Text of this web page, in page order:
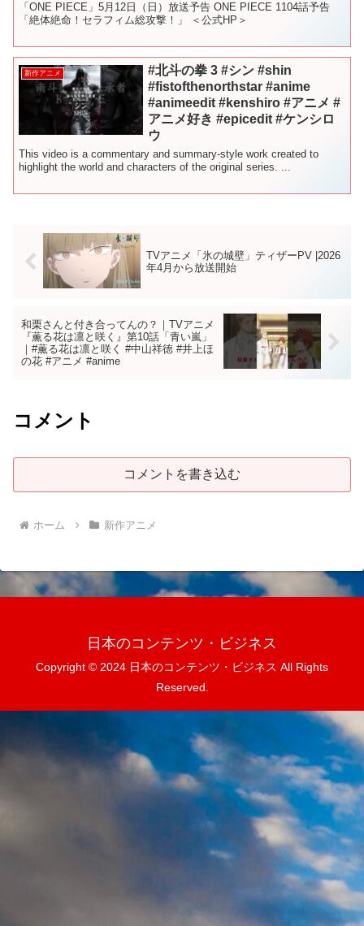
「ONE PIECE」5月12日（日）放送予告 ONE PIECE 1104話予告
「絶体絶命！セラフィム総攻撃！」 ＜公式HP＞
新作アニメ
#北斗の拳 3 #シン #shin
#fistofthenorthstar #anime
#animeedit #kenshiro #アニメ #
アニメ好き #epicedit #ケンシロ
ウ
This video is a commentary and summary-style work created to
highlight the world and characters of the original series. ...
TVアニメ「氷の城壁」ティザーPV |2026
年4月から放送開始
和栗さんと付き合ってんの？｜TVアニメ
『薫る花は凛と咲く』第10話「青い嵐」
｜#薫る花は凛と咲く #中山祥徳 #井上ほ
の花 #アニメ #anime
コメント
コメントを書き込む
ホーム 新作アニメ
日本のコンテンツ・ビジネス
Copyright © 2024 日本のコンテンツ・ビジネス All Rights
Reserved.